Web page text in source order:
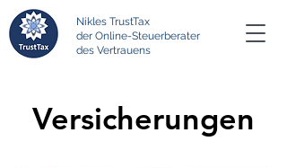
Nikles TrustTax
der Online-Steuerberater
des Vertrauens
Versicherungen